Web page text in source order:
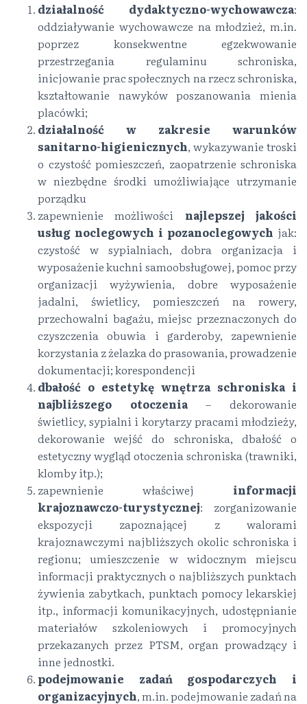
działalność dydaktyczno-wychowawcza:
oddziaływanie wychowawcze na młodzież, m.in.
poprzez konsekwentne egzekwowanie
przestrzegania regulaminu schroniska,
inicjowanie prac społecznych na rzecz schroniska,
kształtowanie nawyków poszanowania mienia
placówki;
działalność w zakresie warunków
sanitarno-higienicznych, wykazywanie troski
o czystość pomieszczeń, zaopatrzenie schroniska
w niezbędne środki umożliwiające utrzymanie
porządku
zapewnienie możliwości najlepszej jakości
usług noclegowych i pozanoclegowych jak:
czystość w sypialniach, dobra organizacja i
wyposażenie kuchni samoobsługowej, pomoc przy
organizacji wyżywienia, dobre wyposażenie
jadalni, świetlicy, pomieszczeń na rowery,
przechowalni bagażu, miejsc przeznaczonych do
czyszczenia obuwia i garderoby, zapewnienie
korzystania z żelazka do prasowania, prowadzenie
dokumentacji; korespondencji
dbałość o estetykę wnętrza schroniska i
najbliższego otoczenia– dekorowanie
świetlicy, sypialni i korytarzy pracami młodzieży,
dekorowanie wejść do schroniska, dbałość o
estetyczny wygląd otoczenia schroniska (trawniki,
klomby itp.);
zapewnienie właściwej informacji
krajoznawczo-turystycznej: zorganizowanie
ekspozycji zapoznającej z walorami
krajoznawczymi najbliższych okolic schroniska i
regionu; umieszczenie w widocznym miejscu
informacji praktycznych o najbliższych punktach
żywienia zabytkach, punktach pomocy lekarskiej
itp., informacji komunikacyjnych, udostępnianie
materiałów szkoleniowych i promocyjnych
przekazanych przez PTSM, organ prowadzący i
inne jednostki.
podejmowanie zadań gospodarczych i
organizacyjnych, m.in. podejmowanie zadań na